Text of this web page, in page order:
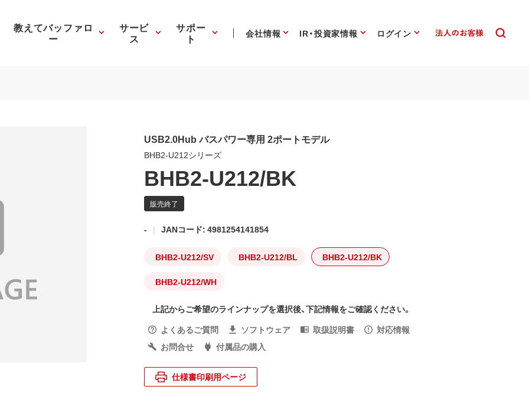
教えてバッファロ
ー
サービ
ス
サポー
ト 会社情報 IR・投資家情報 ログイン
USB2.0Hub バスパワー専用 2ポートモデル
BHB2-U212シリーズ
BHB2-U212/BK
- JANコード: 4981254141854
BHB2-U212/SV BHB2-U212/BL BHB2-U212/BK
BHB2-U212/WH
上記からご希望のラインナップを選択後、下記情報をご確認ください。
よくあるご質問
ソフトウェア 取扱説明書
対応情報
お問合せ
付属品の購入
仕様書印刷用ページ